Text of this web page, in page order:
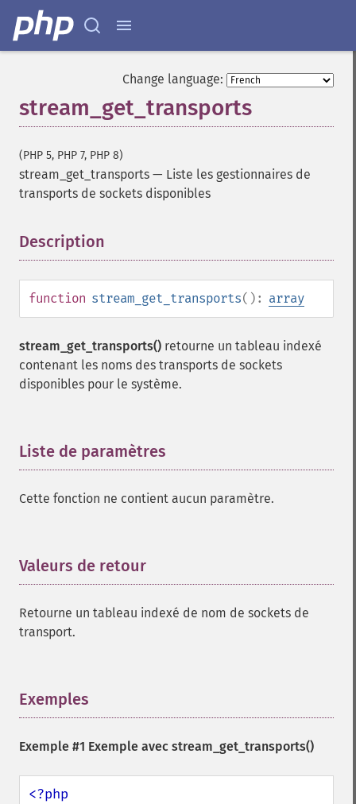
Change language:
stream_get_transports
(PHP 5, PHP 7, PHP 8)
stream_get_transports — Liste les gestionnaires de
transports de sockets disponibles
Description
function stream_get_transports(): array
stream_get_transports() retourne un tableau indexé
contenant les noms des transports de sockets
disponibles pour le système.
Liste de paramètres
Cette fonction ne contient aucun paramètre.
Valeurs de retour
Retourne un tableau indexé de nom de sockets de
transport.
Exemples
Exemple #1 Exemple avec stream_get_transports()
<?php